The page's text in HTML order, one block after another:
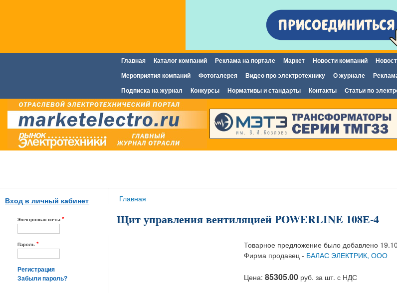
содержанию
Главное меню
Главная Каталог компаний Реклама на портале Маркет Новости компаний
Мероприятия компаний Фотогалерея Видео про электротехнику О журнале
Подписка на журнал Конкурсы Нормативы и стандарты Контакты Статьи по
Вход в личный кабинет
Электронная почта *
Пароль *
Регистрация
Забыли пароль?
Вы здесь
Главная
Щит управления вентиляцией POWERLINE 108Е-4
Товарное предложение было добавлено
Фирма продавец - БАЛАС ЭЛЕКТРИК, ООО
Цена: 85305.00 руб. за шт. с НДС